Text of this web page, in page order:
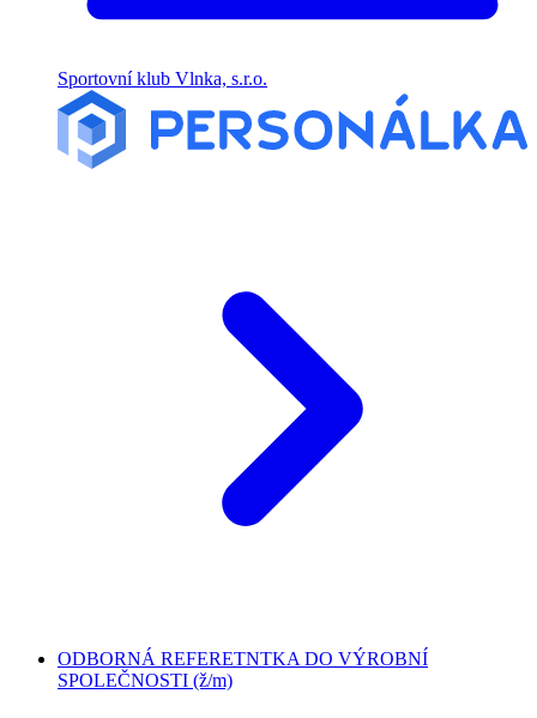
Sportovní klub Vlnka, s.r.o.
ODBORNÁ REFERETNTKA DO VÝROBNÍ
SPOLEČNOSTI (ž/m)